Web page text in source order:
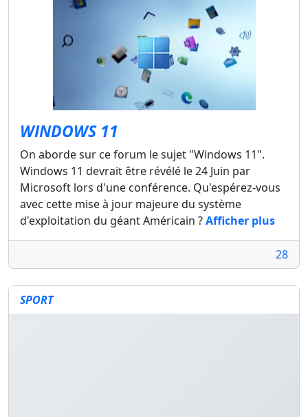
WINDOWS 11
On aborde sur ce forum le sujet "Windows 11".
Windows 11 devrait être révélé le 24 Juin par
Microsoft lors d'une conférence. Qu'espérez-vous
avec cette mise à jour majeure du système
d'exploitation du géant Américain ?Afficher plus
28
SPORT